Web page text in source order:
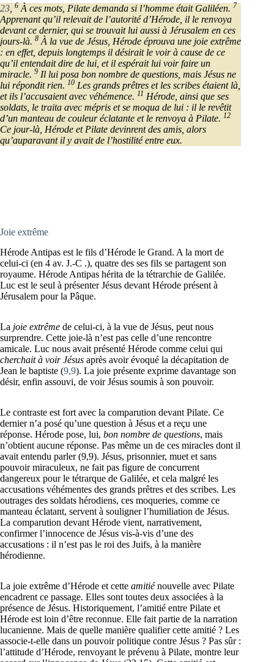
23 6 À ces mots, Pilate demanda si l’homme était Galiléen. 7
Apprenant qu’il relevait de l’autorité d’Hérode, il le renvoya
devant ce dernier, qui se trouvait lui aussi à Jérusalem en ces
jours-là. 8 À la vue de Jésus, Hérode éprouva une joie extrême
: en effet, depuis longtemps il désirait le voir à cause de ce
qu’il entendait dire de lui, et il espérait lui voir faire un
miracle. 9 Il lui posa bon nombre de questions, mais Jésus ne
lui répondit rien. 10 Les grands prêtres et les scribes étaient là,
et ils l’accusaient avec véhémence. 11 Hérode, ainsi que ses
soldats, le traita avec mépris et se moqua de lui : il le revêtit
d’un manteau de couleur éclatante et le renvoya à Pilate. 12
Ce jour-là, Hérode et Pilate devinrent des amis, alors
qu’auparavant il y avait de l’hostilité entre eux.
Joie extrême
Hérode Antipas est le fils d’Hérode le Grand. A la mort de
celui-ci (en 4 av. J.-C .), quatre des ses fils se partagent son
royaume. Hérode Antipas hérita de la tétrarchie de Galilée.
Luc est le seul à présenter Jésus devant Hérode présent à
Jérusalem pour la Pâque.
La joie extrême de celui-ci, à la vue de Jésus, peut nous
surprendre. Cette joie-là n’est pas celle d’une rencontre
amicale. Luc nous avait présenté Hérode comme celui qui
cherchait à voir Jésus après avoir évoqué la décapitation de
Jean le baptiste (9,9). La joie présente exprime davantage son
désir, enfin assouvi, de voir Jésus soumis à son pouvoir.
Le contraste est fort avec la comparution devant Pilate. Ce
dernier n’a posé qu’une question à Jésus et a reçu une
réponse. Hérode pose, lui, bon nombre de questions, mais
n’obtient aucune réponse. Pas même un de ces miracles dont il
avait entendu parler (9,9). Jésus, prisonnier, muet et sans
pouvoir miraculeux, ne fait pas figure de concurrent
dangereux pour le tétrarque de Galilée, et cela malgré les
accusations véhémentes des grands prêtres et des scribes. Les
outrages des soldats hérodiens, ces moqueries, comme ce
manteau éclatant, servent à souligner l’humiliation de Jésus.
La comparution devant Hérode vient, narrativement,
confirmer l’innocence de Jésus vis-à-vis d’une des
accusations : il n’est pas le roi des Juifs, à la manière
hérodienne.
La joie extrême d’Hérode et cette amitiénouvelle avec Pilate
encadrent ce passage. Elles sont toutes deux associées à la
présence de Jésus. Historiquement, l’amitié entre Pilate et
Hérode est loin d’être reconnue. Elle fait partie de la narration
lucanienne. Mais de quelle manière qualifier cette amitié ? Les
associe-t-elle dans un pouvoir politique contre Jésus ? Pas sûr :
l’attitude d’Hérode, renvoyant le prévenu à Pilate, montre leur